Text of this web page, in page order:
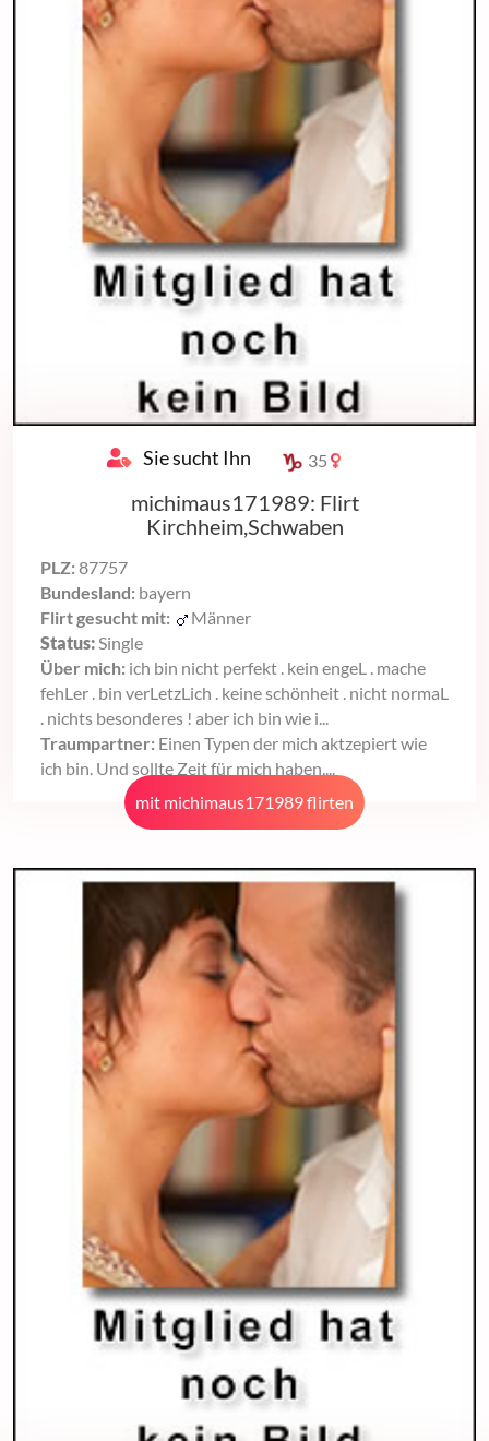
Sie sucht Ihn 35
michimaus171989: Flirt
Kirchheim,Schwaben
PLZ: 87757
Bundesland: bayern
Flirt gesucht mit:
Männer
Status:Single
Über mich: ich bin nicht perfekt . kein engeL . mache
fehLer . bin verLetzLich . keine schönheit . nicht normaL
. nichts besonderes ! aber ich bin wie i...
Traumpartner: Einen Typen der mich aktzepiert wie
ich bin. Und sollte Zeit für mich haben....
mit michimaus171989 flirten